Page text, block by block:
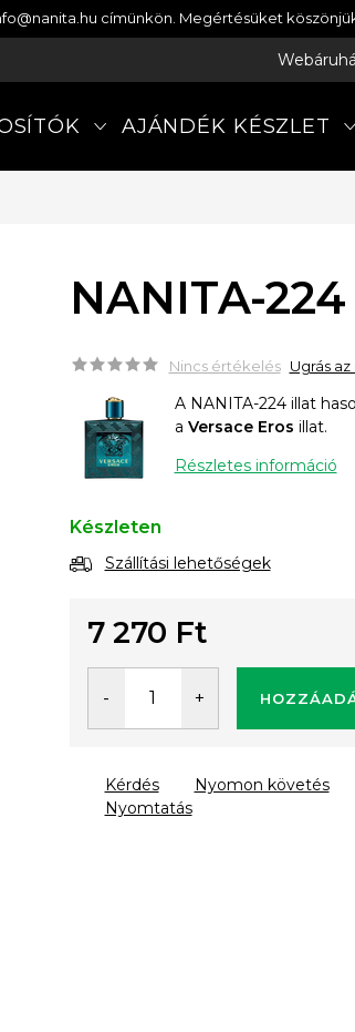
címünkön. Megértésüket
AJÁNDÉK KÉSZLET
NANITA-
Nincs értékelés Ugrás
A NANITA-224 illat
a Versace Eros illat.
Részletes információ
Készleten
Szállítási lehetőségek
7 270 Ft
Nyomtatás
Kérdés Nyomon követés